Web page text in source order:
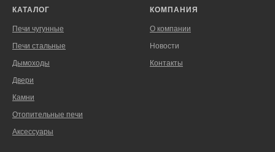
КАТАЛОГ
Печи чугунные
Печи стальные
Дымоходы
Двери
Камни
Отопительные печи
Аксессуары
КОМПАНИЯ
О компании
Новости
Контакты